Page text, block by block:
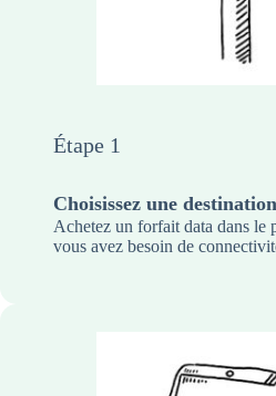
Étape 1
Choisissez une destination
Achetez un forfait data dans le
vous avez besoin de